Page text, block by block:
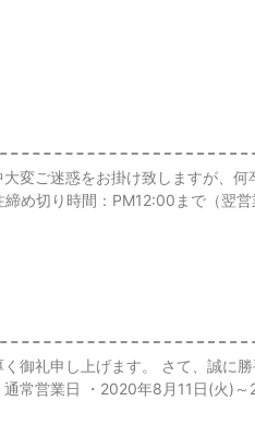
変ご迷惑をお掛け致しますが、何
め切り時間：PM12:00まで（翌
御礼申し上げます。 さて、誠に
常営業日 ・2020年8月11日(火)